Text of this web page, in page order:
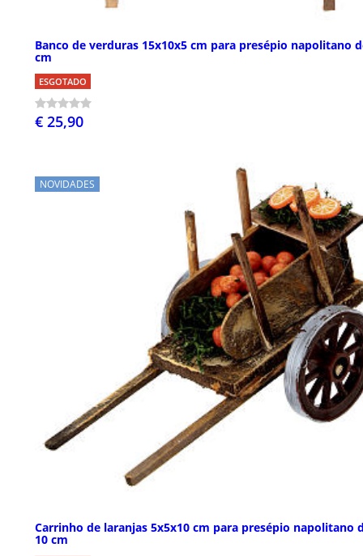
Banco de verduras 15x10x5 cm para presépio napolitano
cm
ESGOTADO
€ 25,90
NOVIDADES
Carrinho de laranjas 5x5x10 cm para presépio napolitano
10 cm